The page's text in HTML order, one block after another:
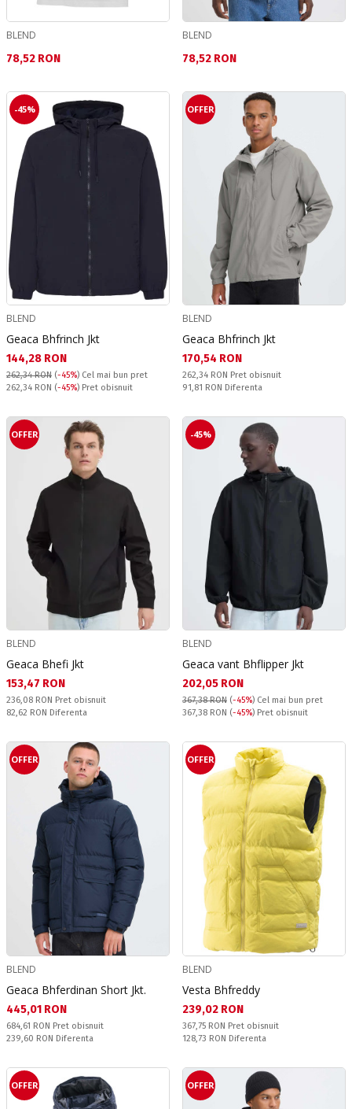
BLEND
Текуща цена:
78,52 RON
BLEND
Текуща цена:
78,52 RON
-45%
BLEND
Geaca Bhfrinch Jkt
Текуща цена:
144,28 RON
262,34 RON (-45%) Cel mai bun pret
Pret obisnuit:
262,34 RON (-45%) Pret obisnuit
OFFER
BLEND
Geaca Bhfrinch Jkt
Текуща цена:
170,54 RON
Pret obisnuit:
262,34 RON Pret obisnuit
Спестявате:
91,81 RON Diferenta
OFFER
BLEND
Geaca Bhefi Jkt
Текуща цена:
153,47 RON
Pret obisnuit:
236,08 RON Pret obisnuit
Спестявате:
82,62 RON Diferenta
-45%
BLEND
Geaca vant Bhflipper Jkt
Текуща цена:
202,05 RON
367,38 RON (-45%) Cel mai bun pret
Pret obisnuit:
367,38 RON (-45%) Pret obisnuit
OFFER
BLEND
Geaca Bhferdinan Short Jkt.
Текуща цена:
445,01 RON
Pret obisnuit:
684,61 RON Pret obisnuit
Спестявате:
239,60 RON Diferenta
OFFER
BLEND
Vesta Bhfreddy
Текуща цена:
239,02 RON
Pret obisnuit:
367,75 RON Pret obisnuit
Спестявате:
128,73 RON Diferenta
OFFER OFFER